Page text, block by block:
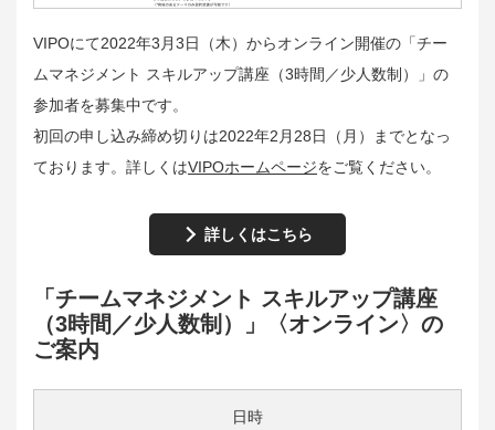
VIPOにて2022年3月3日（木）からオンライン開催の「チー
ムマネジメント スキルアップ講座（3時間／少人数制）」の
参加者を募集中です。
初回の申し込み締め切りは2022年2月28日（月）までとなっ
ております。詳しくはVIPOホームページをご覧ください。
詳しくはこちら
「チームマネジメント スキルアップ講座
（3時間／少人数制）」〈オンライン〉の
ご案内
日時